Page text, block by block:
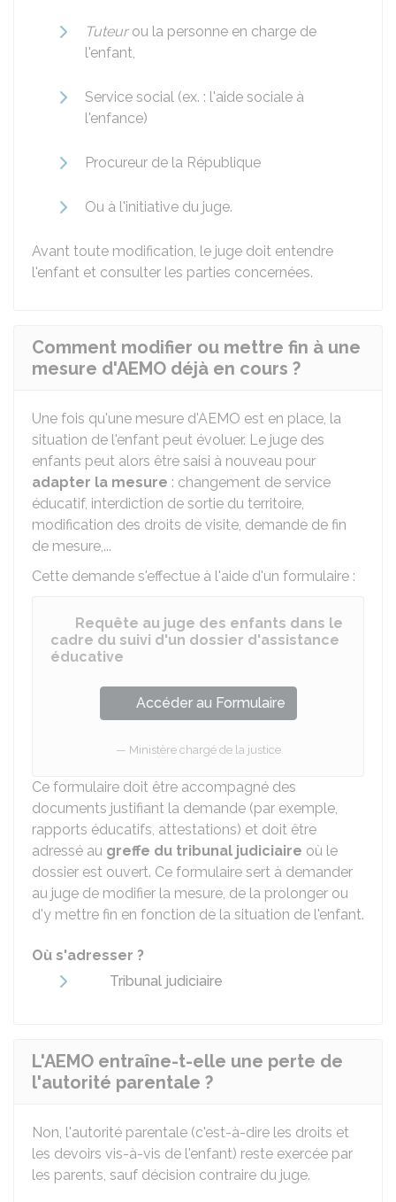
Tuteurou la personne en charge de
l'enfant,
Service social (ex. : l'aide sociale à
l'enfance)
Procureur de la République
Ou à l'initiative du juge.
Avant toute modification, le juge doit entendre
l'enfant et consulter les parties concernées.
Comment modifier ou mettre fin à une
mesure d'AEMO déjà en cours ?
Une fois qu'une mesure d'AEMO est en place, la
situation de l'enfant peut évoluer. Le juge des
enfants peut alors être saisi à nouveau pour
adapter la mesure : changement de service
éducatif, interdiction de sortie du territoire,
modification des droits de visite, demande de fin
de mesure,...
Cette demande s'effectue à l'aide d'un formulaire :
Requête au juge des enfants dans le
cadre du suivi d'un dossier d'assistance
éducative
Accéder au Formulaire
Ministère chargé de la justice
Ce formulaire doit être accompagné des
documents justifiant la demande (par exemple,
rapports éducatifs, attestations) et doit être
adressé au greffe du tribunal judiciaire où le
dossier est ouvert. Ce formulaire sert à demander
au juge de modifier la mesure, de la prolonger ou
d'y mettre fin en fonction de la situation de l'enfant.
Où s'adresser ?
Tribunal judiciaire
L'AEMO entraîne-t-elle une perte de
l'autorité parentale ?
Non, l'autorité parentale (c'est-à-dire les droits et
les devoirs vis-à-vis de l'enfant) reste exercée par
les parents, sauf décision contraire du juge.